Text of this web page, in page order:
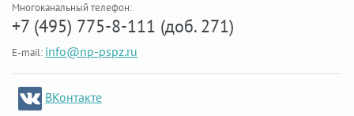
Многоканальный телефон:
+7 (495) 775-8-111 (доб. 271)
E-mail: info@np-pspz.ru
ВКонтакте